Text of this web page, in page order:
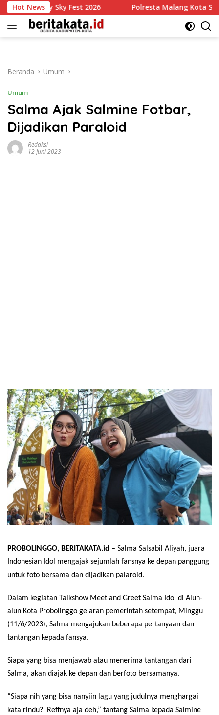
Langsung
ke
konten
Hot News
Sky Fest 2026 Polresta Malang Kota Serap
Beranda Umum
Umum
Salma Ajak Salmine Fotbar,
Dijadikan Paraloid
Redaksi
12 Juni 2023
PROBOLINGGO, BERITAKATA.id – Salma Salsabil Aliyah, juara
Indonesian Idol mengajak sejumlah fansnya ke depan panggung
untuk foto bersama dan dijadikan palaroid.
Dalam kegiatan Talkshow Meet and Greet Salma Idol di Alun-
alun Kota Probolinggo gelaran pemerintah setempat, Minggu
(11/6/2023), Salma mengajukan beberapa pertanyaan dan
tantangan kepada fansya.
Siapa yang bisa menjawab atau menerima tantangan dari
Salma, akan diajak ke depan dan berfoto bersamanya.
“Siapa nih yang bisa nanyiin lagu yang judulnya menghargai
kata rindu?. Reffnya aja deh,” tantang Salma kepada Salmine